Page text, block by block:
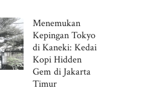
Menemukan
Kepingan Tokyo
di Kaneki: Kedai
Kopi Hidden
Gem di Jakarta
Timur